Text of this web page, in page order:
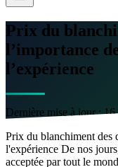
Prix ​​du
l’importance
l’expérience
Dernière mise à jour :16
Prix du blanchiment des
l'expérience De nos
acceptée par tout le